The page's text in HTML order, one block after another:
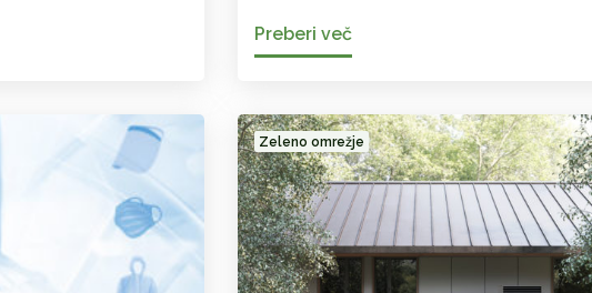
Preberi več
Zeleno omrežje